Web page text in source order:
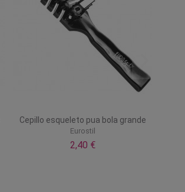
Cepillo esqueleto pua bola grande
Eurostil
2,40 €